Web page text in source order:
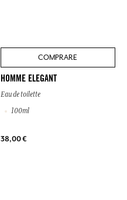
COMPRARE
HOMME ELEGANT
Eau de toilette
100ml
38,00 €